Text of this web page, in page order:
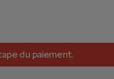
du paiement.